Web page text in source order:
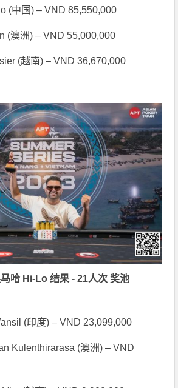
(中国) – VND 85,550,000
(澳洲) – VND 55,000,000
(越南) – VND 36,670,000
哈 Hi-Lo 结果 - 21人次 奖池
(印度) – VND 23,099,000
Kulenthirarasa (澳洲) – VND